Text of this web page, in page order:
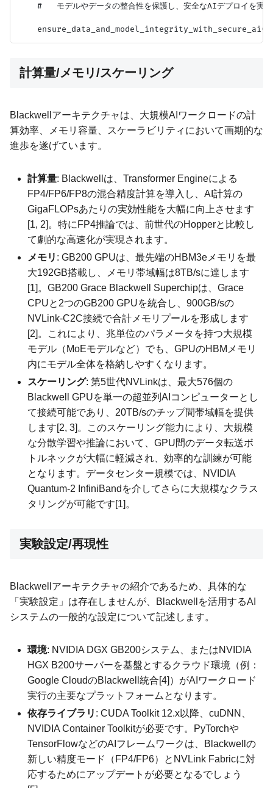
#   モデルやデータの整合性を保護し、安全なAIデプロイを実
計算量/メモリ/スケーリング
Blackwellアーキテクチャは、大規模AIワークロードの計
算効率、メモリ容量、スケーラビリティにおいて画期的な
進歩を遂げています。
計算量: Blackwellは、Transformer Engineによる
FP4/FP6/FP8の混合精度計算を導入し、AI計算の
GigaFLOPsあたりの実効性能を大幅に向上させます
[1, 2]。特にFP4推論では、前世代のHopperと比較し
て劇的な高速化が実現されます。
メモリ : GB200 GPUは、最先端のHBM3eメモリを最
大192GB搭載し、メモリ帯域幅は8TB/sに達します
[1]。GB200 Grace Blackwell Superchipは、Grace
CPUと2つのGB200 GPUを統合し、900GB/sの
NVLink-C2C接続で合計メモリプールを形成します
[2]。これにより、兆単位のパラメータを持つ大規模
モデル（MoEモデルなど）でも、GPUのHBMメモリ
内にモデル全体を格納しやすくなります。
スケーリング: 第5世代NVLinkは、最大576個の
Blackwell GPUを単一の超並列AIコンピューターとし
て接続可能であり、20TB/sのチップ間帯域幅を提供
します[2, 3]。このスケーリング能力により、大規模
な分散学習や推論において、GPU間のデータ転送ボ
トルネックが大幅に軽減され、効率的な訓練が可能
となります。データセンター規模では、NVIDIA
Quantum-2 InfiniBandを介してさらに大規模なクラス
タリングが可能です[1]。
実験設定/再現性
Blackwellアーキテクチャの紹介であるため、具体的な
「実験設定」は存在しませんが、Blackwellを活用するAI
システムの一般的な設定について記述します。
環境: NVIDIA DGX GB200システム、またはNVIDIA
HGX B200サーバーを基盤とするクラウド環境（例：
Google CloudのBlackwell統合[4]）がAIワークロード
実行の主要なプラットフォームとなります。
依存ライブラリ : CUDA Toolkit 12.x以降、cuDNN、
NVIDIA Container Toolkitが必要です。PyTorchや
TensorFlowなどのAIフレームワークは、Blackwellの
新しい精度モード（FP4/FP6）とNVLink Fabricに対
応するためにアップデートが必要となるでしょう